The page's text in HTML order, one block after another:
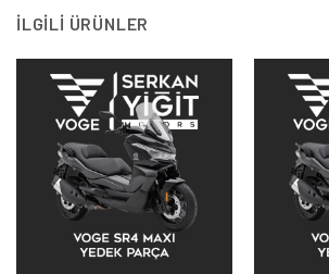
İLGILI ÜRÜNLER